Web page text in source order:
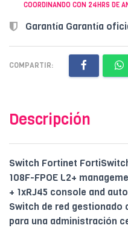
COORDINANDO CON 24HRS DE
Garantía Garantía
COMPARTIR:
Descripción
Switch Fortinet
108F-FPOE L2+
+ 1xRJ45 console and
Switch de red gestionado
para una administración